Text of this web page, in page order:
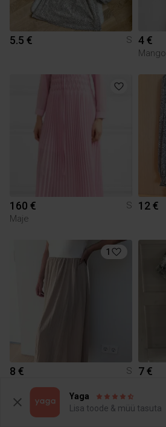
5.5 € S 4 €
Mango
160 €
S
Maje
12 €
1
8 €
S
7 €
Yaga
Lisa toode & müü tasuta